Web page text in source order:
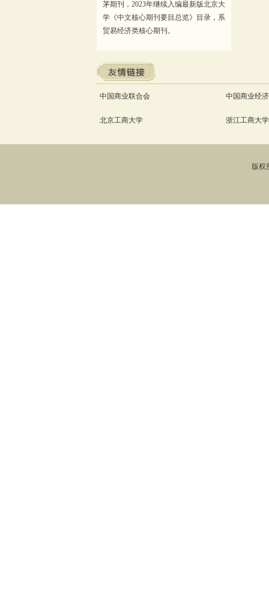
茅期刊，2023年继续入编最新版北京大
学《中文核心期刊要目总览》目录，系
贸易经济类核心期刊。
中国商业联合会 中国商业经
北京工商大学 浙江工商大学
版